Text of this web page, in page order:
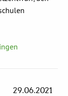
29.06.2021